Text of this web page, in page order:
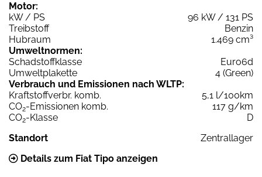
Motor:
kW / PS
96 kW / 131 PS
Treibstoff
Benzin
Hubraum
1.469 cm³
Umweltnormen:
Schadstoffklasse
Euro6d
Umweltplakette
4 (Green)
Verbrauch und Emissionen nach WLTP:
Kraftstoffverbr. komb.
5,1 l/100km
CO2-Emissionen komb.
117 g/km
CO2-Klasse
D
Standort
Zentrallager
Details zum Fiat Tipo anzeigen